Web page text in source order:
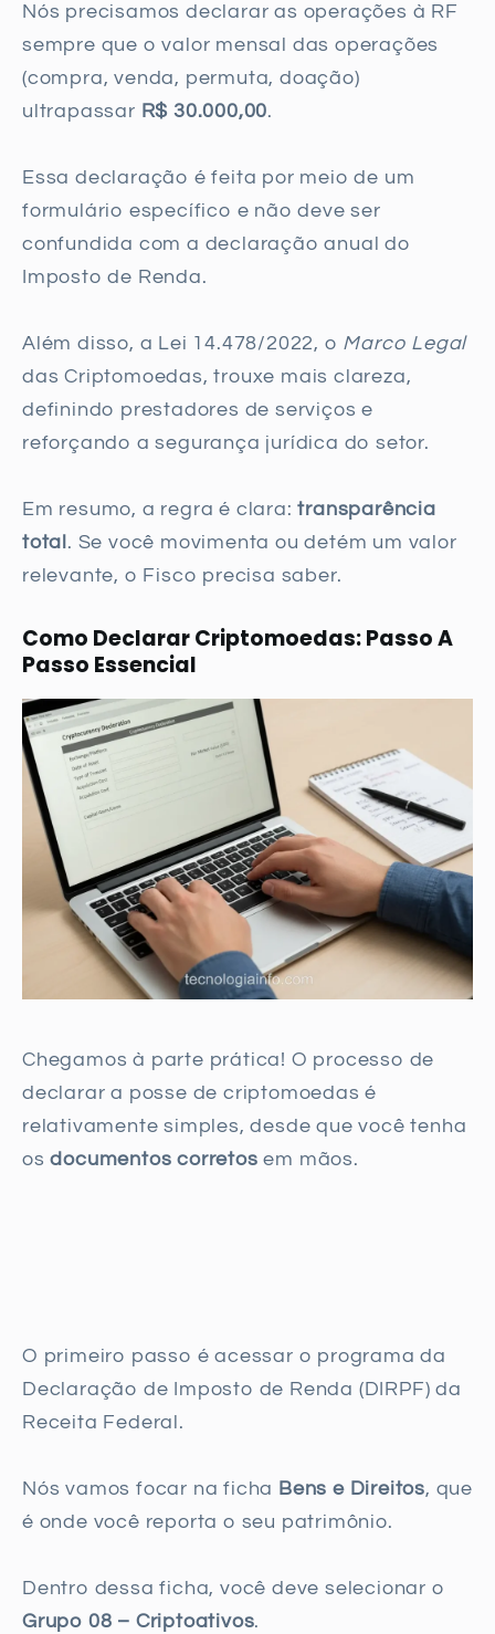
Nós precisamos declarar as operações à RF
sempre que o valor mensal das operações
(compra, venda, permuta, doação)
ultrapassar R$ 30.000,00.
Essa declaração é feita por meio de um
formulário específico e não deve ser
confundida com a declaração anual do
Imposto de Renda.
Além disso, a Lei 14.478/2022, o Marco Legal
das Criptomoedas, trouxe mais clareza,
definindo prestadores de serviços e
reforçando a segurança jurídica do setor.
Em resumo, a regra é clara:transparência
total . Se você movimenta ou detém um valor
relevante, o Fisco precisa saber.
Como Declarar Criptomoedas: Passo A
Passo Essencial
Chegamos à parte prática! O processo de
declarar a posse de criptomoedas é
relativamente simples, desde que você tenha
osdocumentos corretos em mãos.
O primeiro passo é acessar o programa da
Declaração de Imposto de Renda (DIRPF) da
Receita Federal.
Nós vamos focar na ficha Bens e Direitos, que
é onde você reporta o seu patrimônio.
Dentro dessa ficha, você deve selecionar o
Grupo 08 – Criptoativos.